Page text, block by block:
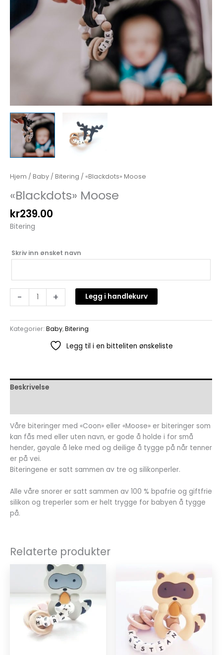
Hjem / Baby / Bitering / «Blackdots» Moose
«Blackdots» Moose
kr239.00
Bitering
Skriv inn ønsket navn
- + Legg i handlekurv
Kategorier: Baby,Bitering
Legg til i en bitteliten ønskeliste
Beskrivelse
Våre biteringer med «Coon» eller «Moose» er biteringer som
kan fås med eller uten navn, er gode å holde i for små
hender, gøyale å leke med og deilige å tygge på når tenner
er på vei.
Biteringene er satt sammen av tre og silikonperler.
Alle våre snorer er satt sammen av 100 % bpafrie og giftfrie
silikon og treperler som er helt trygge for babyen å tygge
på.
Relaterte produkter